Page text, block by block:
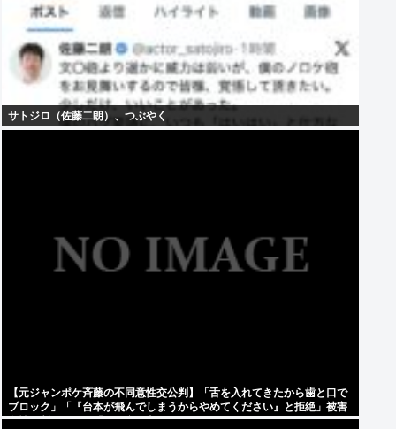
サトジロ（佐藤二朗）、つぶやく
【元ジャンポケ斉藤の不同意性交公判】「舌を入れてきたから歯と口で
ブロック」「『台本が飛んでしまうからやめてください』と拒絶」被害
女性は断固として「不同意」主張